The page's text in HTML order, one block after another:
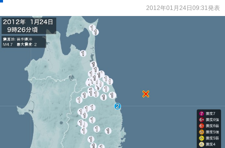
2012年01月24日09:31発表